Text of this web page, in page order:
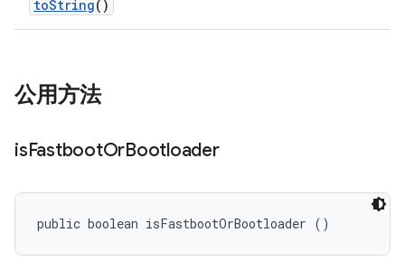
toString()
公用方法
isFastbootOrBootloader
public boolean isFastbootOrBootloader ()